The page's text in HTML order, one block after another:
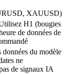
XAUUSD)
H1 (bougies
de données de
données du modèle
ne
de signaux IA